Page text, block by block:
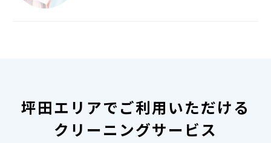
坪田エリアでご利用いただける
クリーニングサービス